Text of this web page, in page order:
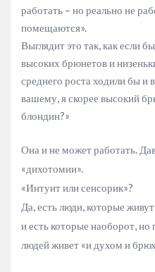
работать – но реально не
помещаются».
Выглядит это так, как если
высоких брюнетов и
среднего роста ходили бы и
вашему, я скорее высокий
блондин?»
Она и не может работать.
«дихотомии».
«Интуит или сенсорик»?
Да, есть люди, которые
и есть которые наоборот,
людей живет «и духом и